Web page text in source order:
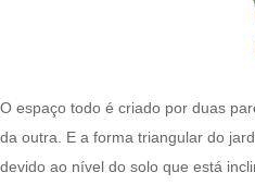
O espaço todo é criado por duas
da outra. E a forma triangular do
devido ao nível do solo que está